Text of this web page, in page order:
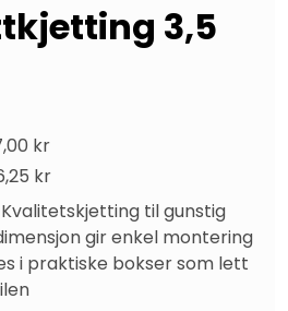
3,5
kr
kr
til gunstig
gir enkel montering
i praktiske bokser som lett